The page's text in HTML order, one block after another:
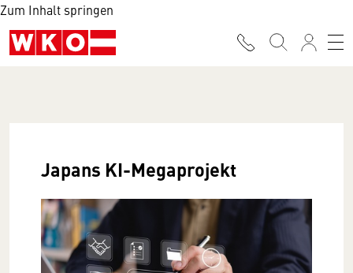
Zum Inhalt springen
Japans KI-Megaprojekt